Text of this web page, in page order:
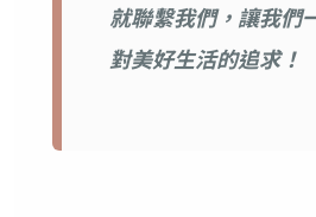
就聯繫我們，讓我們
對美好生活的追求！